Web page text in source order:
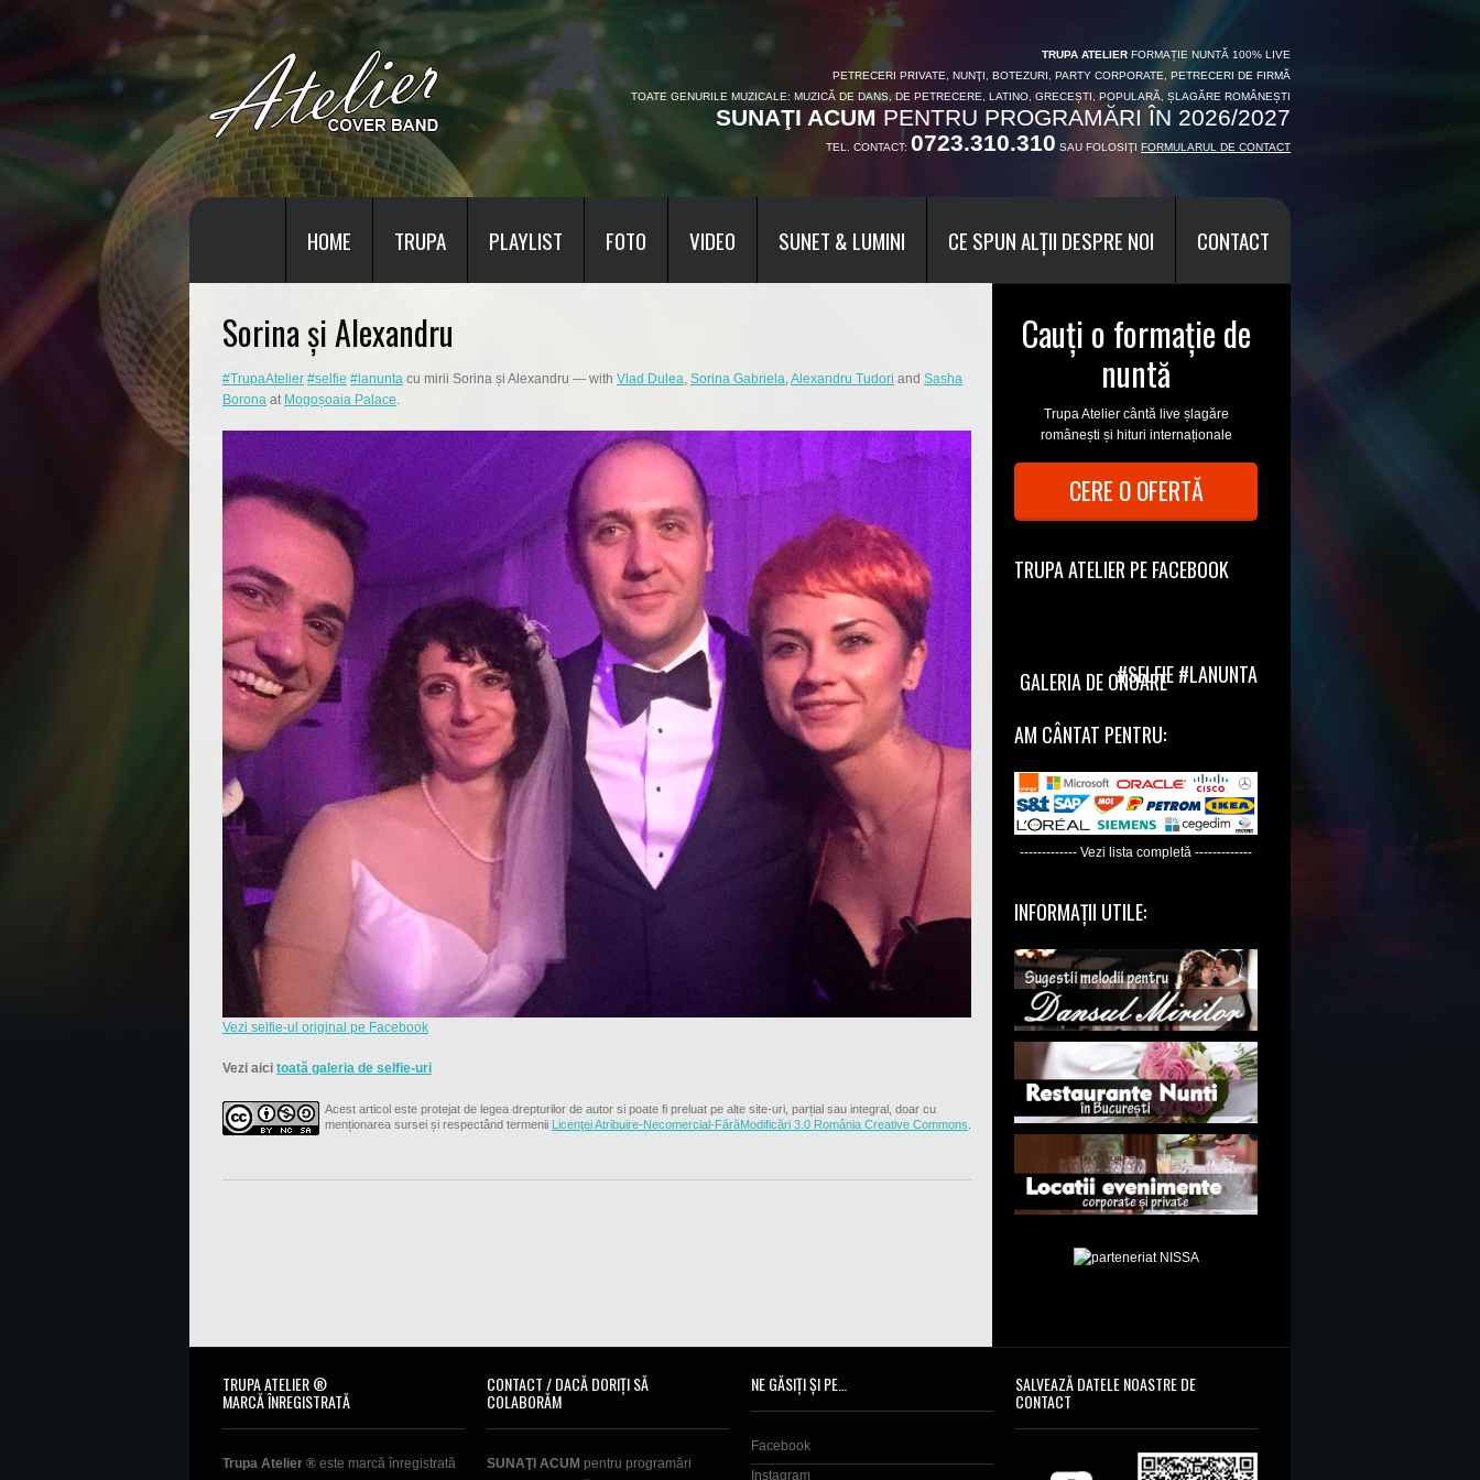
TRUPA ATELIER FORMAȚIE NUNTĂ 100% LIVE
PETRECERI PRIVATE, NUNŢI, BOTEZURI, PARTY CORPORATE, PETRECERI DE FIRMĂ
TOATE GENURILE MUZICALE: MUZICĂ DE DANS, DE PETRECERE, LATINO, GRECEȘTI, POPULARĂ, ȘLAGĂRE ROMÂNEȘTI
SUNAŢI ACUM PENTRU PROGRAMĂRI ÎN 2026/2027
TEL. CONTACT: 0723.310.310 SAU FOLOSIŢI FORMULARUL DE CONTACT
HOME TRUPA PLAYLIST FOTO VIDEO SUNET & LUMINI CE SPUN ALȚII DESPRE NOI CONTACT
Sorina și Alexandru
#TrupaAtelier #selfie #lanunta cu mirii Sorina și Alexandru — with Vlad Dulea, Sorina Gabriela,Alexandru Tudori and Sasha
Borona at Mogoșoaia Palace.
Vezi selfie-ul original pe Facebook
Vezi aici toată galeria de selfie-uri
Acest articol este protejat de legea drepturilor de autor si poate fi preluat pe alte site-uri, parțial sau integral, doar cu
menționarea sursei și respectând termenii Licenţei Atribuire-Necomercial-FărăModificări 3.0 România Creative Commons
Cauți o formație de
nuntă
Trupa Atelier cântă live șlagăre
românești și hituri internaționale
CERE O OFERTĂ
TRUPA ATELIER PE FACEBOOK
GALERIA DE ONOARE#SELFIE #LANUNTA
AM CÂNTAT PENTRU:
------------- Vezi lista completă -------------
INFORMAȚII UTILE:
TRUPA ATELIER ®
MARCĂ ÎNREGISTRATĂ
Trupa Atelier ® este marcă înregistrată
CONTACT / DACĂ DORIȚI SĂ
COLABORĂM
SUNAŢI ACUM pentru programări
NE GĂSIȚI ȘI PE…
Facebook
Instagram
SALVEAZĂ DATELE NOASTRE DE
CONTACT